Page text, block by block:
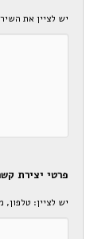
יש לציין את
פרטי יצירת
יש לציין: טלפון,